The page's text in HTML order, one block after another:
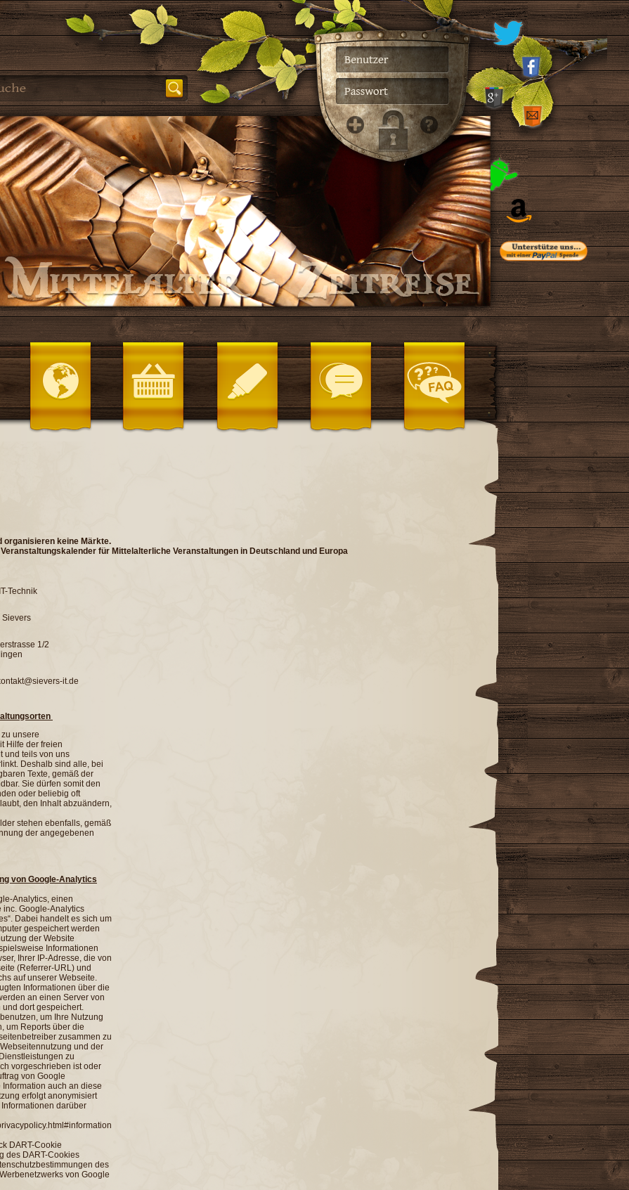
organisieren keine Märkte.
für Mittelalterliche Veranstaltungen in Deutschland und Europa
Technik
Sievers
1/2
it.de
unsere
Hilfe der freien
und teils von uns
Deshalb sind alle, bei
Texte, gemäß der
Sie dürfen somit den
oder beliebig oft
den Inhalt abzuändern,
stehen ebenfalls, gemäß
der angegebenen
von Google-Analytics
Analytics, einen
inc. Google-Analytics
Dabei handelt es sich um
gespeichert werden
der Website
Informationen
Ihrer IP-Adresse, die von
(Referrer-URL) und
auf unserer Webseite.
Informationen über die
an einen Server von
dort gespeichert.
um Ihre Nutzung
um Reports über die
zusammen zu
und der
zu
vorgeschrieben ist oder
von Google
auch an diese
erfolgt anonymisiert
darüber
DART-Cookie
des DART-Cookies
des
von Google